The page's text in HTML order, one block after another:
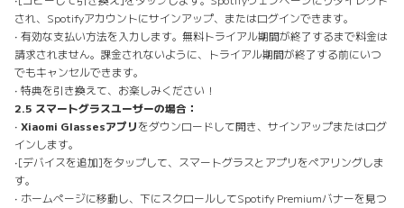
され、Spotifyアカウントにサインアップ、またはログインできます。
• 有効な支払い方法を入力します。無料トライアル期間が終了するまで料金は
請求されません。課金されないように、トライアル期間が終了する前にいつ
でもキャンセルできます。
• 特典を引き換えて、お楽しみください！
2.5 スマートグラスユーザーの場合：
• Xiaomi Glassesアプリ をダウンロードして開き、サインアップまたはログ
インします。
•［デバイスを追加］をタップして、スマートグラスとアプリをペアリングしま
す。
• ホームページに移動し、下にスクロールしてSpotify Premiumバナーを見つ